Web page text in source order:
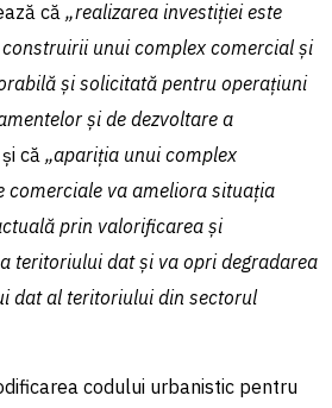
că „realizarea investiției este
unui complex comercial și
și solicitată pentru operațiuni
și de dezvoltare a
și că „apariția unui complex
comerciale va ameliora situația
prin valorificarea și
teritoriului dat și va opri degradarea
dat al teritoriului din sectorul
codului urbanistic pentru